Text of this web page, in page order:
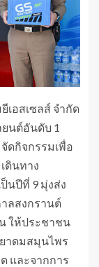
เอสเซลส์ จำกัด
ยนต์อันดับ 1
ดกิจกรรมเพื่อ
ดินทาง
นปีที่ 9 มุ่งส่ง
ลสงกรานต์
ให้ประชาชน
าดมสมุนไพร
และจากการ